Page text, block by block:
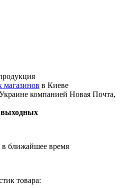
в Киеве
компанией Новая Почта,
выходных
в ближайшее время
товара: